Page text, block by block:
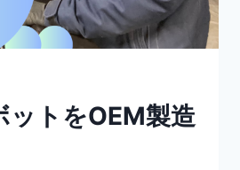
ットをOEM製造